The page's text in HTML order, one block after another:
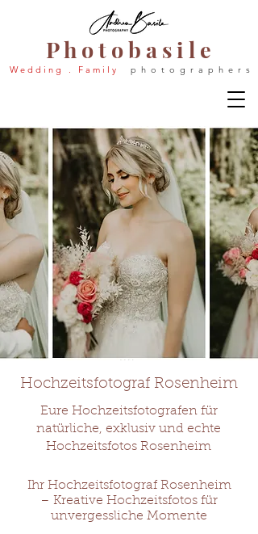
P h o t o b a s i l e
W e d d i n g . F a m i l y p h o t o g r a p h e r s
Hochzeitsfotograf Rosenheim
Eure Hochzeitsfotografen für
natürliche, exklusiv und echte
Hochzeitsfotos Rosenheim
Ihr Hochzeitsfotograf Rosenheim
– Kreative Hochzeitsfotos für
unvergessliche Momente